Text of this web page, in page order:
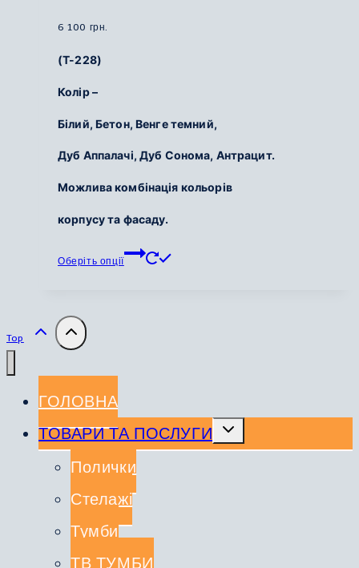
6 100 грн.
(Т-228)
Колір –
Білий, Бетон, Венге темний,
Дуб Аппалачі, Дуб Сонома, Антрацит.
Можлива комбінація кольорів
корпусу та фасаду.
Оберіть опції
Цей
товару
Top
ГОЛОВНА
ТОВАРИ ТА ПОСЛУГИ
Перемкнути
нащадка
Полички
Стелажі
Тумби
ТВ ТУМБИ